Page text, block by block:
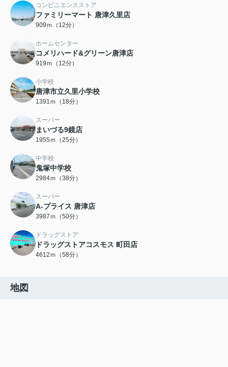
コンビニエンスストア
ファミリーマート 唐津久里店
909ｍ（12分）
ホームセンター
コメリハード&グリーン唐津店
919ｍ（12分）
小学校
唐津市立久里小学校
1391ｍ（18分）
スーパー
まいづる9鏡店
1955ｍ（25分）
中学校
鬼塚中学校
2984ｍ（38分）
スーパー
A-プライス 唐津店
3987ｍ（50分）
ドラッグストア
ドラッグストアコスモス 町田店
4612ｍ（58分）
地図